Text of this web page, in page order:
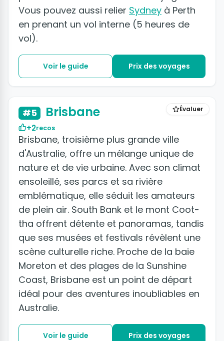
Vous pouvez aussi relier Sydney à Perth
en prenant un vol interne (5 heures de
vol).
Voir le guide Prix des voyages
Évaluer
#5 Brisbane
+2recos
Brisbane, troisième plus grande ville
d'Australie, offre un mélange unique de
nature et de vie urbaine. Avec son climat
ensoleillé, ses parcs et sa rivière
emblématique, elle séduit les amateurs
de plein air. South Bank et le mont Coot-
tha offrent détente et panoramas, tandis
que ses musées et festivals révèlent une
scène culturelle riche. Proche de la baie
Moreton et des plages de la Sunshine
Coast, Brisbane est un point de départ
idéal pour des aventures inoubliables en
Australie.
Voir le guide Prix des voyages